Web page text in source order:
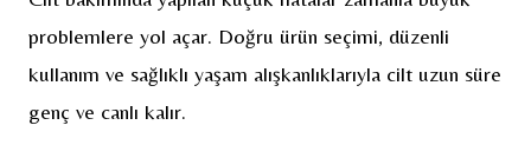
problemlere yol açar. Doğru ürün seçimi, düzenli
kullanım ve sağlıklı yaşam alışkanlıklarıyla cilt uzun süre
genç ve canlı kalır.